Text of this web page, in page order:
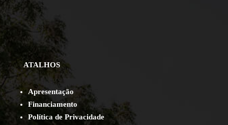
ATALHOS
Apresentação
Financiamento
Política de Privacidade